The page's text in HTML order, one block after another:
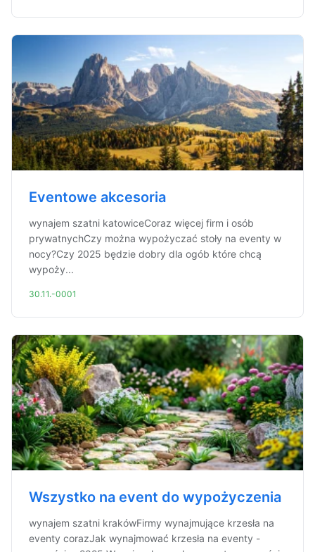
Eventowe akcesoria
wynajem szatni katowiceCoraz więcej firm i osób
prywatnychCzy można wypożyczać stoły na eventy w
nocy?Czy 2025 będzie dobry dla ogób które chcą
wypoży...
30.11.-0001
Wszystko na event do wypożyczenia
wynajem szatni krakówFirmy wynajmujące krzesła na
eventy corazJak wynajmować krzesła na eventy -